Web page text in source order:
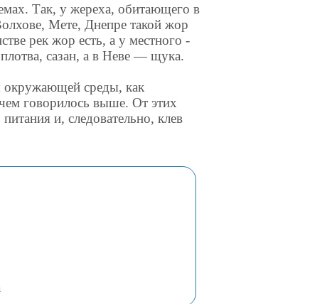
Так, у жереха, обитающего в
Мете, Днепре такой жор
рек жор есть, а у местного -
сазан, а в Неве — щука.
окружающей среды, как
говорилось выше. От этих
и, следовательно, клев